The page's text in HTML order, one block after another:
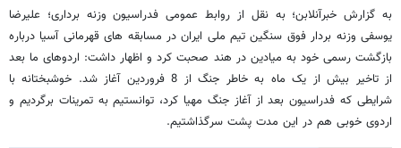
به گزارش خبرآنلابن؛ به نقل از روابط عمومی فدراسیون وزنه برداری؛ علیرضا
یوسفی وزنه بردار فوق سنگین تیم ملی ایران در مسابقه های قهرمانی آسیا درباره
بازگشت رسمی خود به میادین در هند صحبت کرد و اظهار داشت: اردوهای ما بعد
از تاخیر بیش از یک ماه به خاطر جنگ از 8 فروردین آغاز شد. خوشبختانه با
شرایطی که فدراسیون بعد از آغاز جنگ مهیا کرد، توانستیم به تمرینات برگردیم و
اردوی خوبی هم در این مدت پشت سرگذاشتیم.